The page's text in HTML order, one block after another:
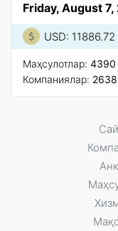
Friday, August
USD: 11886.72
Маҳсулотлар: 4390
Компаниялар: 2638